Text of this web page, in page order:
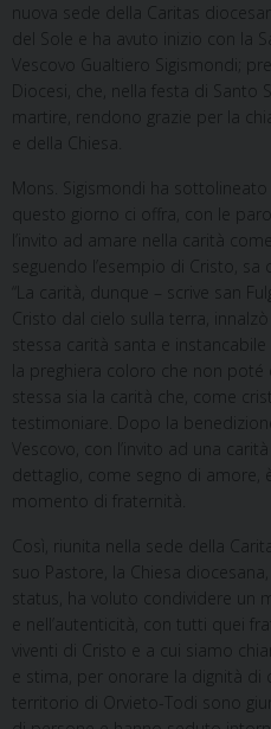
nuova sede della Caritas
del Sole e ha avuto inizio con la
Vescovo Gualtiero Sigismondi;
Diocesi, che, nella festa di Santo
martire, rendono grazie per la
e della Chiesa.
Mons. Sigismondi ha
questo giorno ci offra, con le
l’invito ad amare nella carità
seguendo l’esempio di Cristo,
“La carità, dunque – scrive san
Cristo dal cielo sulla terra,
stessa carità santa e
la preghiera coloro che non
stessa sia la carità che, come
testimoniare. Dopo la
Vescovo, con l’invito ad una
dettaglio, come segno di amore,
momento di fraternità.
Così, riunita nella sede della
suo Pastore, la Chiesa
status, ha voluto condividere
e nell’autenticità, con tutti quei
viventi di Cristo e a cui siamo
e stima, per onorare la dignità di
territorio di Orvieto-Todi sono